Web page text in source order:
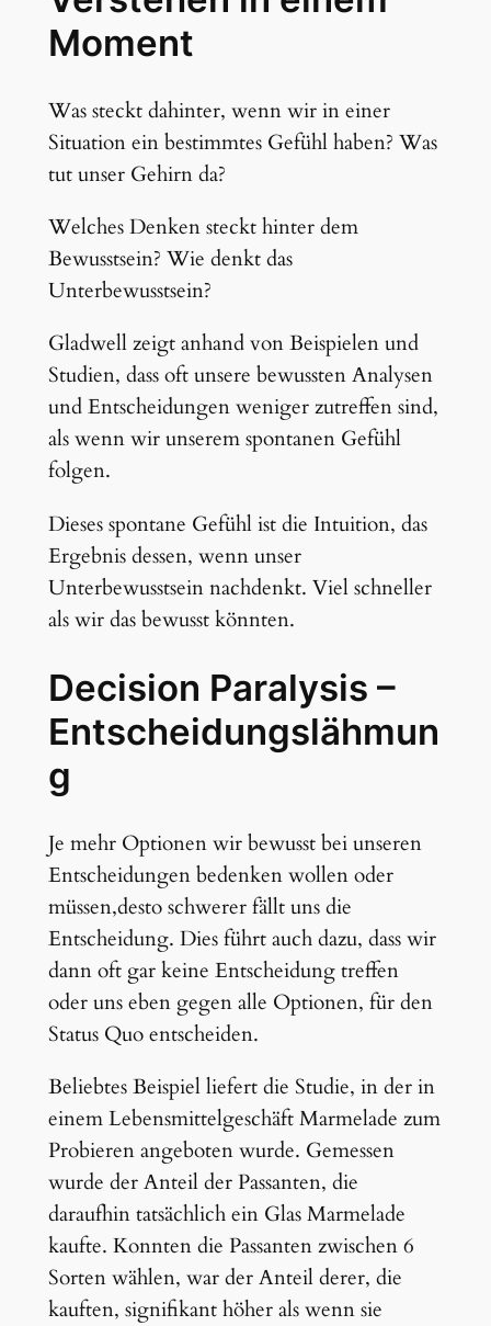
Moment
Was steckt dahinter, wenn wir in einer
Situation ein bestimmtes Gefühl haben? Was
tut unser Gehirn da?
Welches Denken steckt hinter dem
Bewusstsein? Wie denkt das
Unterbewusstsein?
Gladwell zeigt anhand von Beispielen und
Studien, dass oft unsere bewussten Analysen
und Entscheidungen weniger zutreffen sind,
als wenn wir unserem spontanen Gefühl
folgen.
Dieses spontane Gefühl ist die Intuition, das
Ergebnis dessen, wenn unser
Unterbewusstsein nachdenkt. Viel schneller
als wir das bewusst könnten.
Decision Paralysis –
Entscheidungslähmun
g
Je mehr Optionen wir bewusst bei unseren
Entscheidungen bedenken wollen oder
müssen,desto schwerer fällt uns die
Entscheidung. Dies führt auch dazu, dass wir
dann oft gar keine Entscheidung treffen
oder uns eben gegen alle Optionen, für den
Status Quo entscheiden.
Beliebtes Beispiel liefert die Studie, in der in
einem Lebensmittelgeschäft Marmelade zum
Probieren angeboten wurde. Gemessen
wurde der Anteil der Passanten, die
daraufhin tatsächlich ein Glas Marmelade
kaufte. Konnten die Passanten zwischen 6
Sorten wählen, war der Anteil derer, die
kauften, signifikant höher als wenn sie